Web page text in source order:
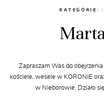
KATEGORIE:
Zapraszam Was do
kościele, wesele w KORONIE
w Nieborowie. Działo